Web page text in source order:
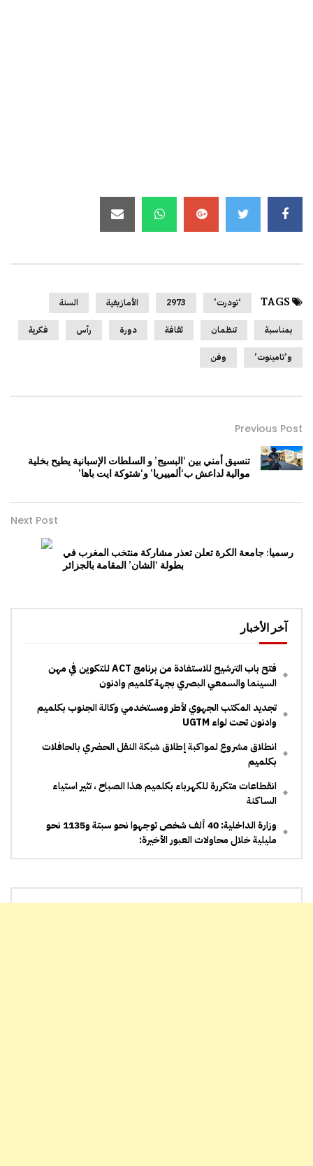
TAGS ‘تودرت’ 2973 الأمازيغية السنة
بمناسبة تنظمان ثقافة دورة رأس فكرية
و’تامينوت’ وفن
Previous Post
تنسيق أمني بين ‘البسيج’ و السلطات الإسبانية يطيح بخلية
موالية لداعش ب‘ألمييريا’ و‘شتوكة ايت باها’
Next Post
رسميا: جامعة الكرة تعلن تعذر مشاركة منتخب المغرب في
بطولة ‘الشان’ المقامة بالجزائر
آخر الأخبار
فتح باب الترشيح للاستفادة من برنامج ACT للتكوين في مهن
السينما والسمعي البصري بجهة كلميم وادنون
تجديد المكتب الجهوي لأطر ومستخدمي وكالة الجنوب بكلميم
وادنون تحت لواء UGTM
انطلاق مشروع لمواكبة إطلاق شبكة النقل الحضري بالحافلات
بكلميم
انقطاعات متكررة للكهرباء بكلميم هذا الصباح ، تثير استياء
الساكنة
وزارة الداخلية: 40 ألف شخص توجهوا نحو سبتة و1135 نحو
مليلية خلال محاولات العبور الأخيرة: